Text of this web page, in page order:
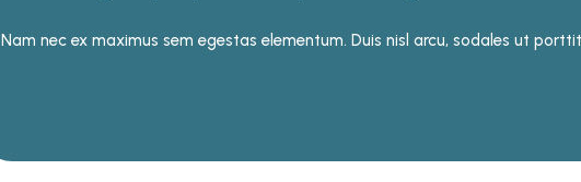
Nam nec ex maximus sem egestas elementum. Duis nisl arcu, sodales ut